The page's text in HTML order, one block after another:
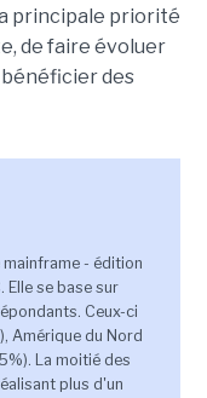
principale priorité
de faire évoluer
des
mainframe - édition
Elle se base sur
Ceux-ci
Amérique du Nord
La moitié des
plus d'un